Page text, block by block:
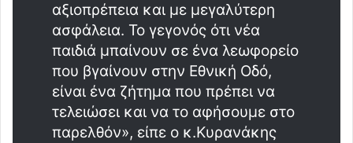
αξιοπρέπεια και με μεγαλύτερη
ασφάλεια. Το γεγονός ότι νέα
παιδιά μπαίνουν σε ένα λεωφορείο
που βγαίνουν στην Εθνική Οδό,
είναι ένα ζήτημα που πρέπει να
τελειώσει και να το αφήσουμε στο
παρελθόν», είπε ο κ.Κυρανάκης